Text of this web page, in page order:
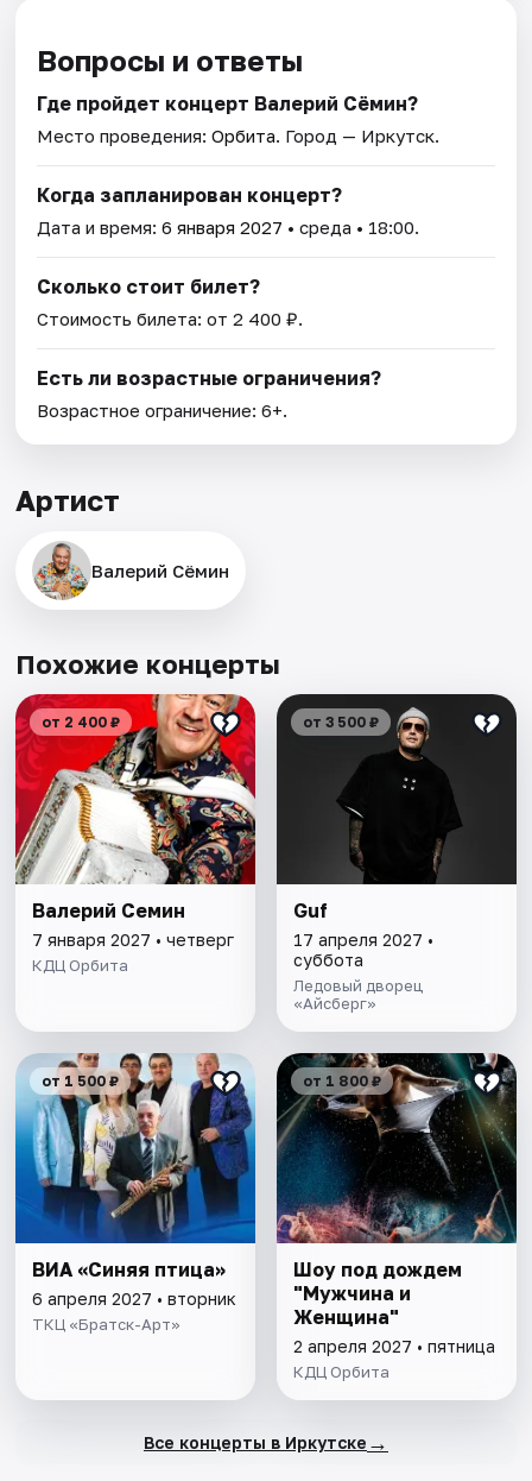
Вопросы и ответы
Где пройдет концерт Валерий Сёмин?
Место проведения:Орбита. Город — Иркутск.
Когда запланирован концерт?
Дата и время:6 января 2027 • среда • 18:00.
Сколько стоит билет?
Стоимость билета: от 2 400 ₽.
Есть ли возрастные ограничения?
Возрастное ограничение: 6+.
Артист
Валерий Сёмин
Похожие концерты
от 2 400 ₽
Валерий Семин
7 января 2027 • четверг
КДЦ Орбита
от 3 500 ₽
Guf
17 апреля 2027 •
суббота
Ледовый дворец
«Айсберг»
от 1 500 ₽
ВИА «Синяя птица»
6 апреля 2027 • вторник
ТКЦ «Братск-Арт»
от 1 800 ₽
Шоу под дождем
"Мужчина и
Женщина"
2 апреля 2027 • пятница
КДЦ Орбита
Все концерты в Иркутске →